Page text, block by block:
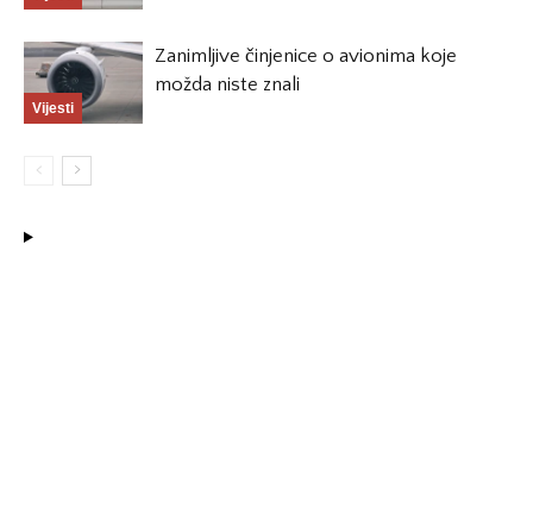
Vijesti
Zanimljive činjenice o avionima koje
možda niste znali